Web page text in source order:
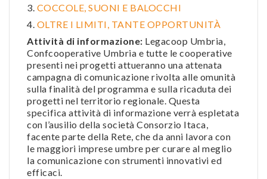
3. COCCOLE, SUONI E BALOCCHI
4. OLTRE I LIMITI, TANTE OPPORTUNITÀ
Attività di informazione: Legacoop Umbria,
Confcooperative Umbria e tutte le cooperative
presenti nei progetti attueranno una attenata
campagna di comunicazione rivolta alle omunità
sulla finalità del programma e sulla ricaduta dei
progetti nel territorio regionale. Questa
specifica attività di informazione verrà espletata
con l’ausilio della società Consorzio Itaca,
facente parte della Rete, che da anni lavora con
le maggiori imprese umbre per curare al meglio
la comunicazione con strumenti innovativi ed
efficaci.